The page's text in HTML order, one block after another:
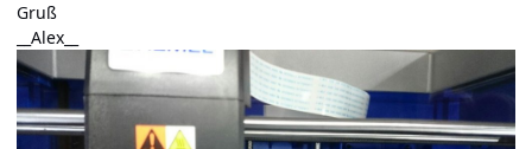
Gruß
__Alex__